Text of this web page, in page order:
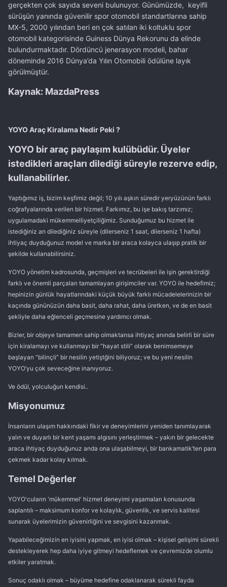
gerçekten çok sayıda seveni bulunuyor. Günümüzde, keyifli
sürüşün yanında güvenilir spor otomobil standartlarına sahip
MX-5, 2000 yılından beri en çok satılan iki koltuklu spor
otomobil kategorisinde Guiness Dünya Rekorunu da elinde
bulundurmaktadır. Dördüncü jenerasyon modeli, bahar
döneminde 2016 Dünya’da Yılın Otomobili ödülüne layık
görülmüştür.
Kaynak: MazdaPress
YOYO Araç Kiralama Nedir Peki ?
YOYO bir araç paylaşım kulübüdür. Üyeler
istedikleri araçları dilediği süreyle rezerve edip,
kullanabilirler.
Yaptığımız iş, bizim keşfimiz değil; 10 yılı aşkın süredir yeryüzünün farklı
coğrafyalarında verilen bir hizmet. Farkımız, bu işe bakış tarzımız;
uygulamadaki mükemmelliyetçiliğimiz. Sunduğumuz bu hizmet ile
istediğiniz an dilediğiniz süreyle (dilerseniz 1 saat, dilerseniz 1 hafta)
ihtiyaç duyduğunuz model ve marka bir araca kolayca ulaşıp pratik bir
şekilde kullanabilirsiniz.
YOYO yönetim kadrosunda, geçmişleri ve tecrübeleri ile işin gerektirdiği
farklı ve önemli parçaları tamamlayan girişimciler var. YOYO ile hedefimiz;
hepinizin günlük hayatlarındaki küçük büyük farklı mücadelelerinizin bir
kaçında gününüzün daha basit, daha rahat, daha üretken, ve de en basit
şekliyle daha eğlenceli geçmesine yardımcı olmak.
Bizler, bir objeye tamamen sahip olmaktansa ihtiyaç anında belirli bir süre
için kiralamayı ve kullanmayı bir “hayat stili” olarak benimsemeye
başlayan “bilinçli” bir nesilin yetiştğini biliyoruz; ve bu yeni nesilin
YOYO’yu çok seveceğine inanıyoruz.
Ve ödül, yolculuğun kendisi..
Misyonumuz
İnsanların ulaşım hakkındaki fikir ve deneyimlerini yeniden tanımlayarak
yalın ve duyarlı bir kent yaşamı algısını yerleştirmek – yakın bir gelecekte
araca ihtiyaç duyduğunuz anda ona ulaşabilmeyi, bir bankamatik’ten para
çekmek kadar kolay kılmak.
Temel Değerler
YOYO'cuların 'mükemmel' hizmet deneyimi yaşamaları konusunda
saplantılı – maksimum konfor ve kolaylık, güvenlik, ve servis kalitesi
sunarak üyelerimizin güvenirliğini ve sevgisini kazanmak.
Yapabileceğimizin en iyisini yapmak, en iyisi olmak – kişisel gelişimi sürekli
destekleyerek hep daha iyiye gitmeyi hedeflemek ve çevremizde olumlu
etkiler yaratmak.
Sonuç odaklı olmak – büyüme hedefine odaklanarak sürekli fayda